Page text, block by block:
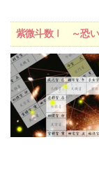
紫微斗数Ⅰ ～恐い